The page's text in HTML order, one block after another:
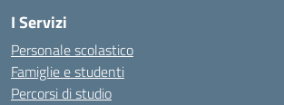
I Servizi
Personale scolastico
Famiglie e studenti
Percorsi di studio